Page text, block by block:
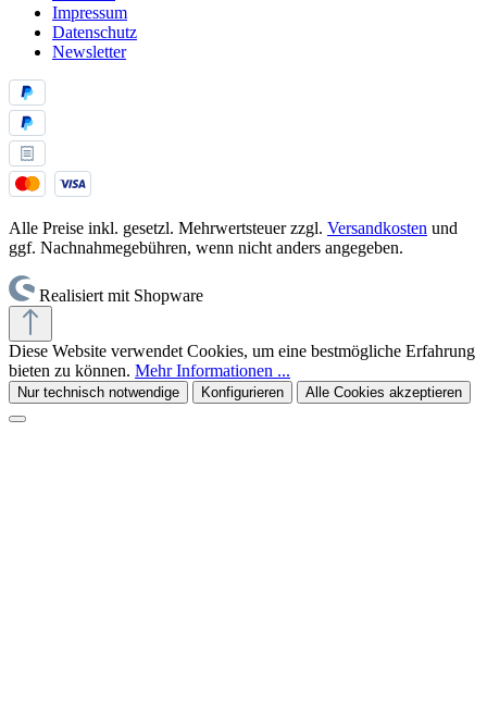
Impressum
Datenschutz
Newsletter
Alle Preise inkl. gesetzl. Mehrwertsteuer zzgl. Versandkosten und
ggf. Nachnahmegebühren, wenn nicht anders angegeben.
Realisiert mit Shopware
Diese Website verwendet Cookies, um eine bestmögliche Erfahrung
bieten zu können. Mehr Informationen ...
Nur technisch notwendige Konfigurieren Alle Cookies akzeptieren